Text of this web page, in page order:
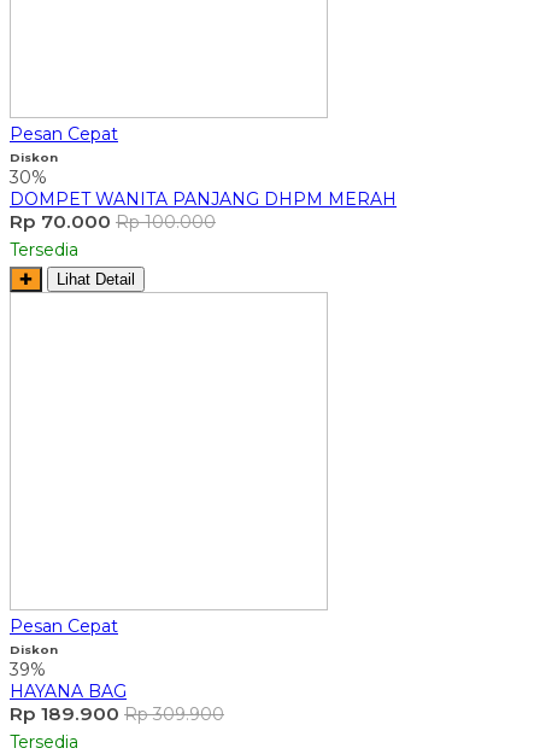
Pesan Cepat
Diskon
30%
DOMPET WANITA PANJANG DHPM MERAH
Rp 70.000 Rp 100.000
Tersedia
✚ Lihat Detail
Pesan Cepat
Diskon
39%
HAYANA BAG
Rp 189.900 Rp 309.900
Tersedia